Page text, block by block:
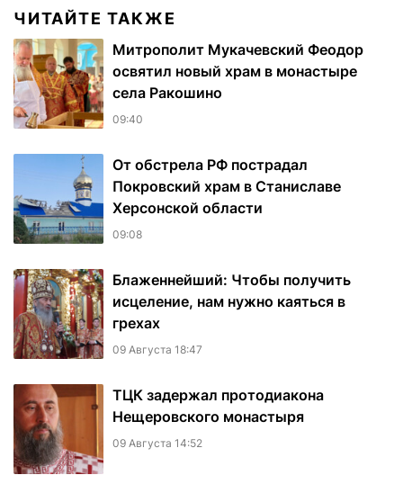
ЧИТАЙТЕ ТАКЖЕ
Митрополит Мукачевский Феодор
освятил новый храм в монастыре
села Ракошино
09:40
От обстрела РФ пострадал
Покровский храм в Станиславе
Херсонской области
09:08
Блаженнейший: Чтобы получить
исцеление, нам нужно каяться в
грехах
09 Августа 18:47
ТЦК задержал протодиакона
Нещеровского монастыря
09 Августа 14:52